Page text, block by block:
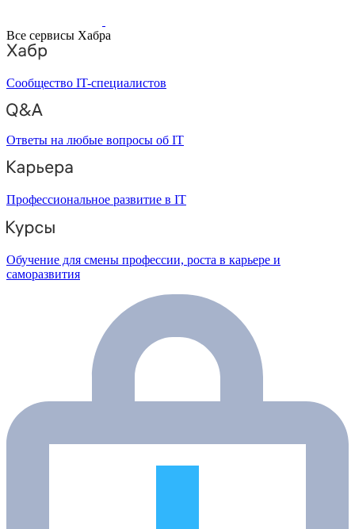
Все сервисы Хабра
Сообщество IT-специалистов
Ответы на любые вопросы об IT
Профессиональное развитие в IT
Обучение для смены профессии, роста в карьере и
саморазвития